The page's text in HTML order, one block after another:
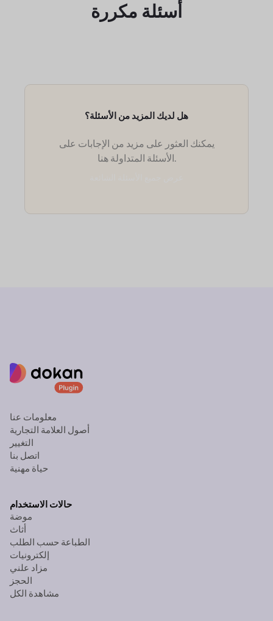
أسئلة مكررة
هل لديك المزيد من الأسئلة؟
يمكنك العثور على مزيد من الإجابات على
الأسئلة المتداولة هنا.
معلومات عنا
أصول العلامة التجارية
التغيير
اتصل بنا
حياة مهنية
حالات الاستخدام
موضة
أثاث
الطباعة حسب الطلب
إلكترونيات
مزاد علني
الحجز
مشاهدة الكل